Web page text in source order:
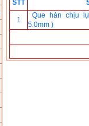
STT
1
Que hàn chịu
5.0mm )